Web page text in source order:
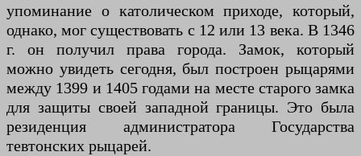
упоминание о католическом приходе, который,
однако, мог существовать с 12 или 13 века. В 1346
г. он получил права города. Замок, который
можно увидеть сегодня, был построен рыцарями
между 1399 и 1405 годами на месте старого замка
для защиты своей западной границы. Это была
резиденция администратора Государства
тевтонских рыцарей.